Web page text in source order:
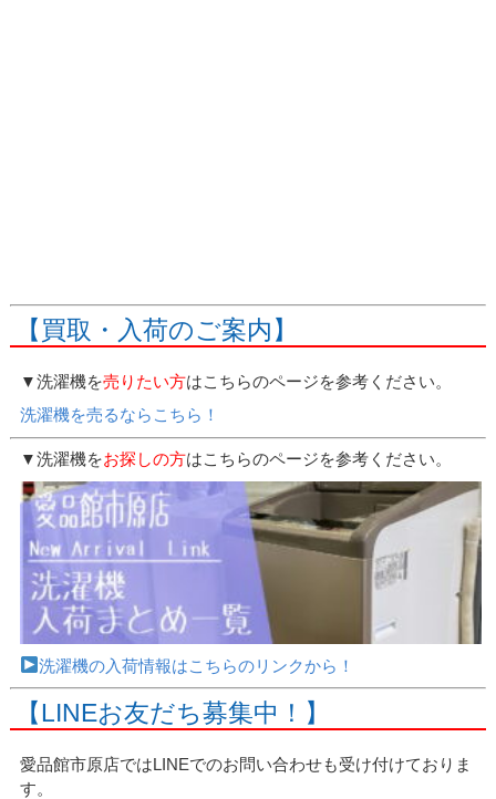
【買取・入荷のご案内】
▼洗濯機を売りたい方はこちらのページを参考ください。
洗濯機を売るならこちら！
▼洗濯機をお探しの方はこちらのページを参考ください。
洗濯機の入荷情報はこちらのリンクから！
【LINEお友だち募集中！】
愛品館市原店ではLINEでのお問い合わせも受け付けておりま
す。